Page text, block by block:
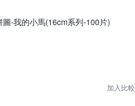
-我的小馬(16cm系列-100片)
加入比較